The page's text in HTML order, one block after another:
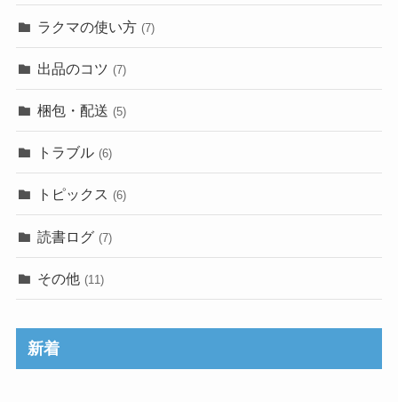
ラクマの使い方 (7)
出品のコツ (7)
梱包・配送 (5)
トラブル (6)
トピックス (6)
読書ログ (7)
その他 (11)
新着